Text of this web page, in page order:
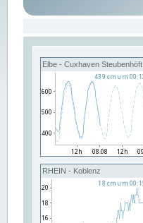
Elbe - Cuxhaven Steubenhöft
RHEIN - Koblenz